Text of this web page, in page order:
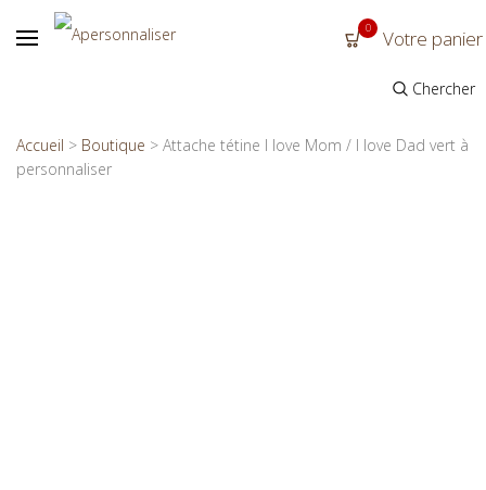
0 Votre panier
Chercher
Accueil > Boutique > Attache tétine I love Mom / I love Dad vert à
personnaliser